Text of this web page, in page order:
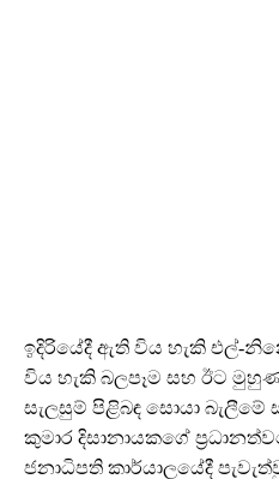
ඉදිරියේදී ඇති විය හැකි එල්-
විය හැකි බලපෑම සහ ඊට
සැලසුම් පිළිබඳ සොයා බැලීමේ
කුමාර දිසානායකගේ
ජනාධිපති කාර්යාලයේදී